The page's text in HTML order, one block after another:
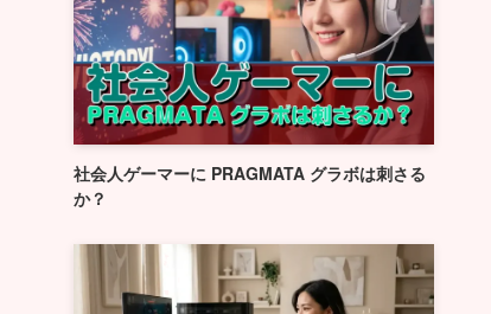
社会人ゲーマーに PRAGMATA グラボは刺さる
か？